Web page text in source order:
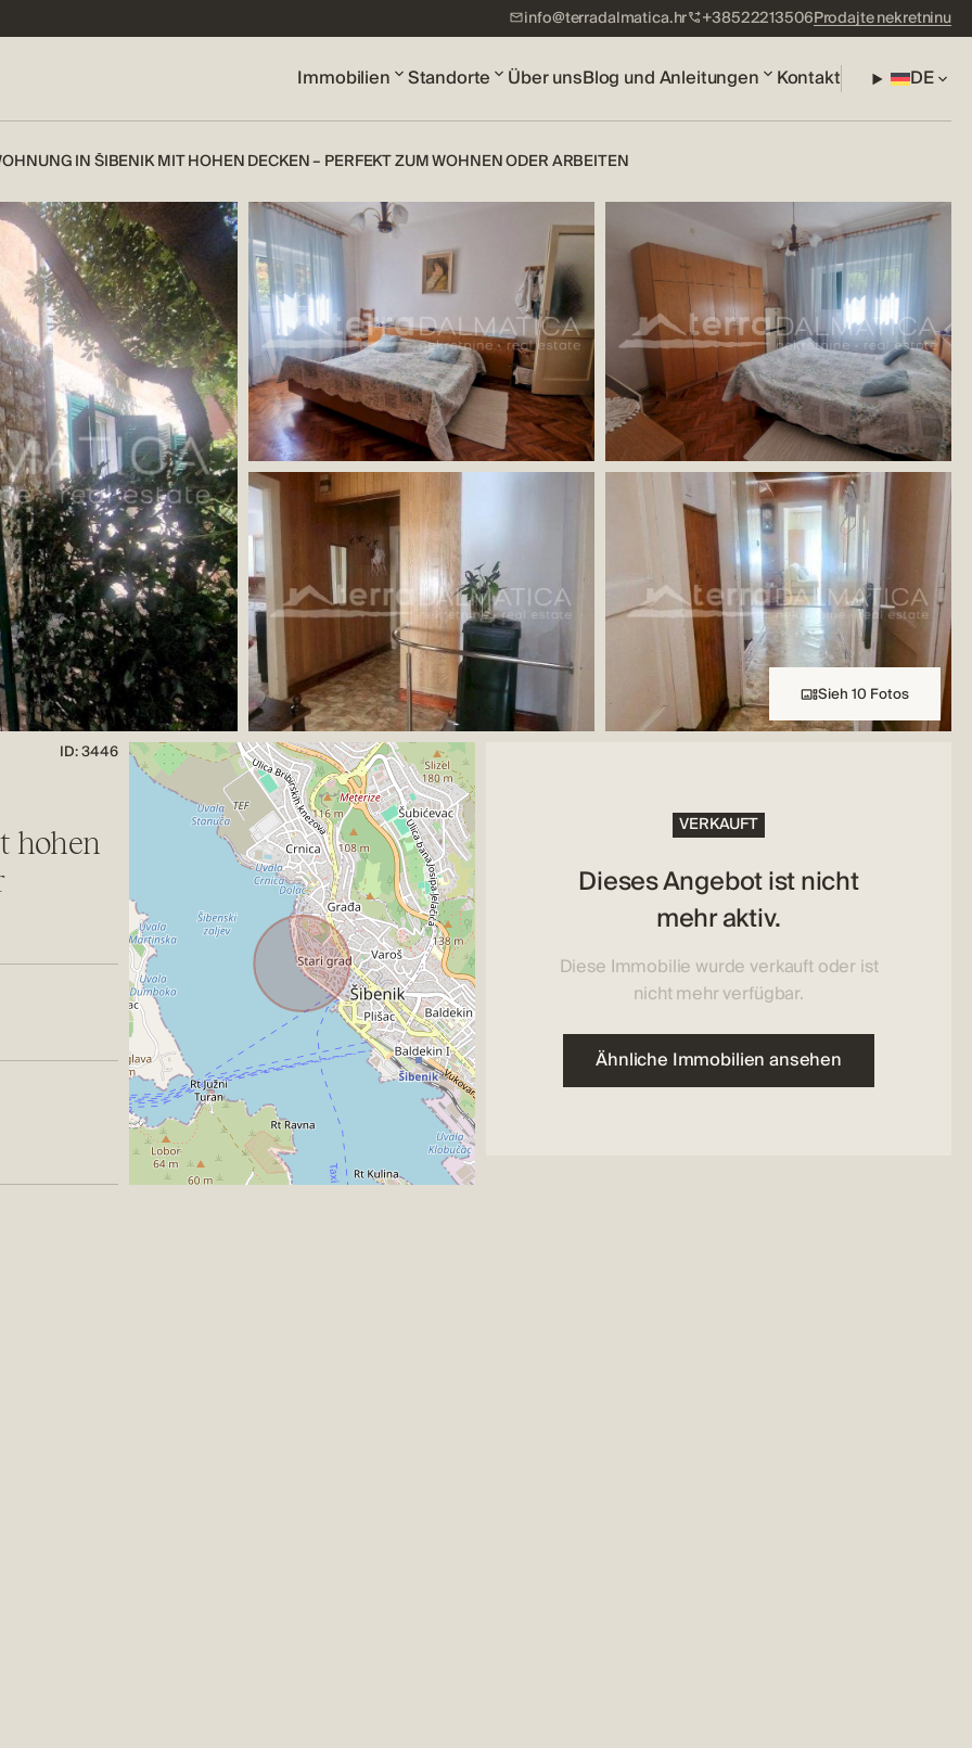
info@terradalmatica.hr +38522213506Prodajte nekretninu
Immobilien Standorte Über unsBlog und Anleitungen Kontakt DE
IN ŠIBENIK MIT HOHEN DECKEN – PERFEKT ZUM WOHNEN ODER ARBEITEN
Sieh 10 Fotos
ID: 3446
hohen
VERKAUFT
Dieses Angebot ist nicht
mehr aktiv.
Diese Immobilie wurde verkauft oder ist
nicht mehr verfügbar.
Ähnliche Immobilien ansehen